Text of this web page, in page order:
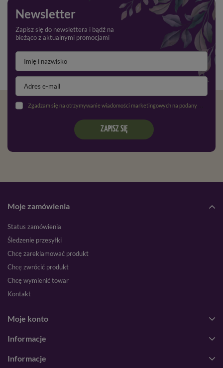
Newsletter
Zapisz się do newslettera i bądź na
bieżąco z aktualnymi promocjami
Zgadzam się na otrzymywanie wiadomości marketingowych na podany adres e-mail oraz przetwarzanie danych osobowych zgodnie z
ZAPISZ SIĘ
Moje zamówienia
Status zamówienia
Śledzenie przesyłki
Chcę zareklamować produkt
Chcę zwrócić produkt
Chcę wymienić towar
Kontakt
Moje konto
Informacje
Informacje